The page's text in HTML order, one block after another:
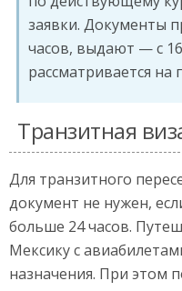
заявки. Документы
часов, выдают — с
рассматривается
Транзитная
Для транзитного
документ не нужен,
больше 24 часов.
Мексику с
назначения. При этом